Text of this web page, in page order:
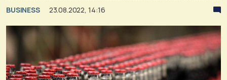
BUSINESS 23.08.2022, 14:16